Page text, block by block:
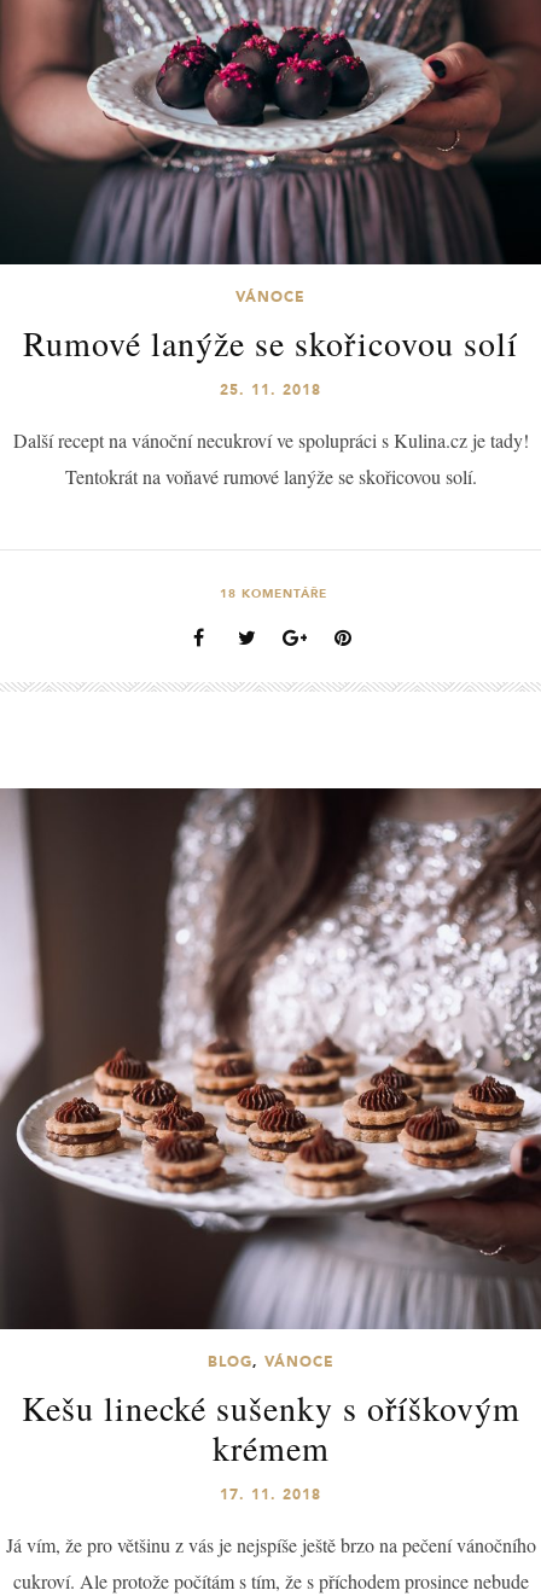
VÁNOCE
Rumové lanýže se skořicovou solí
25. 11. 2018
Další recept na vánoční necukroví ve spolupráci s Kulina.cz je tady!
Tentokrát na voňavé rumové lanýže se skořicovou solí.
18 KOMENTÁŘE
BLOG, VÁNOCE
Kešu linecké sušenky s oříškovým
krémem
17. 11. 2018
Já vím, že pro většinu z vás je nejspíše ještě brzo na pečení vánočního
cukroví. Ale protože počítám s tím, že s příchodem prosince nebude